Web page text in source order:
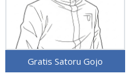
Gratis Satoru Gojo